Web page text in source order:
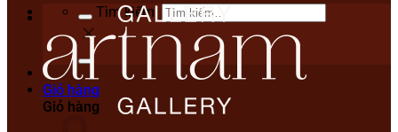
Tìm kiếm:
Giỏ hàng
Giỏ hàng